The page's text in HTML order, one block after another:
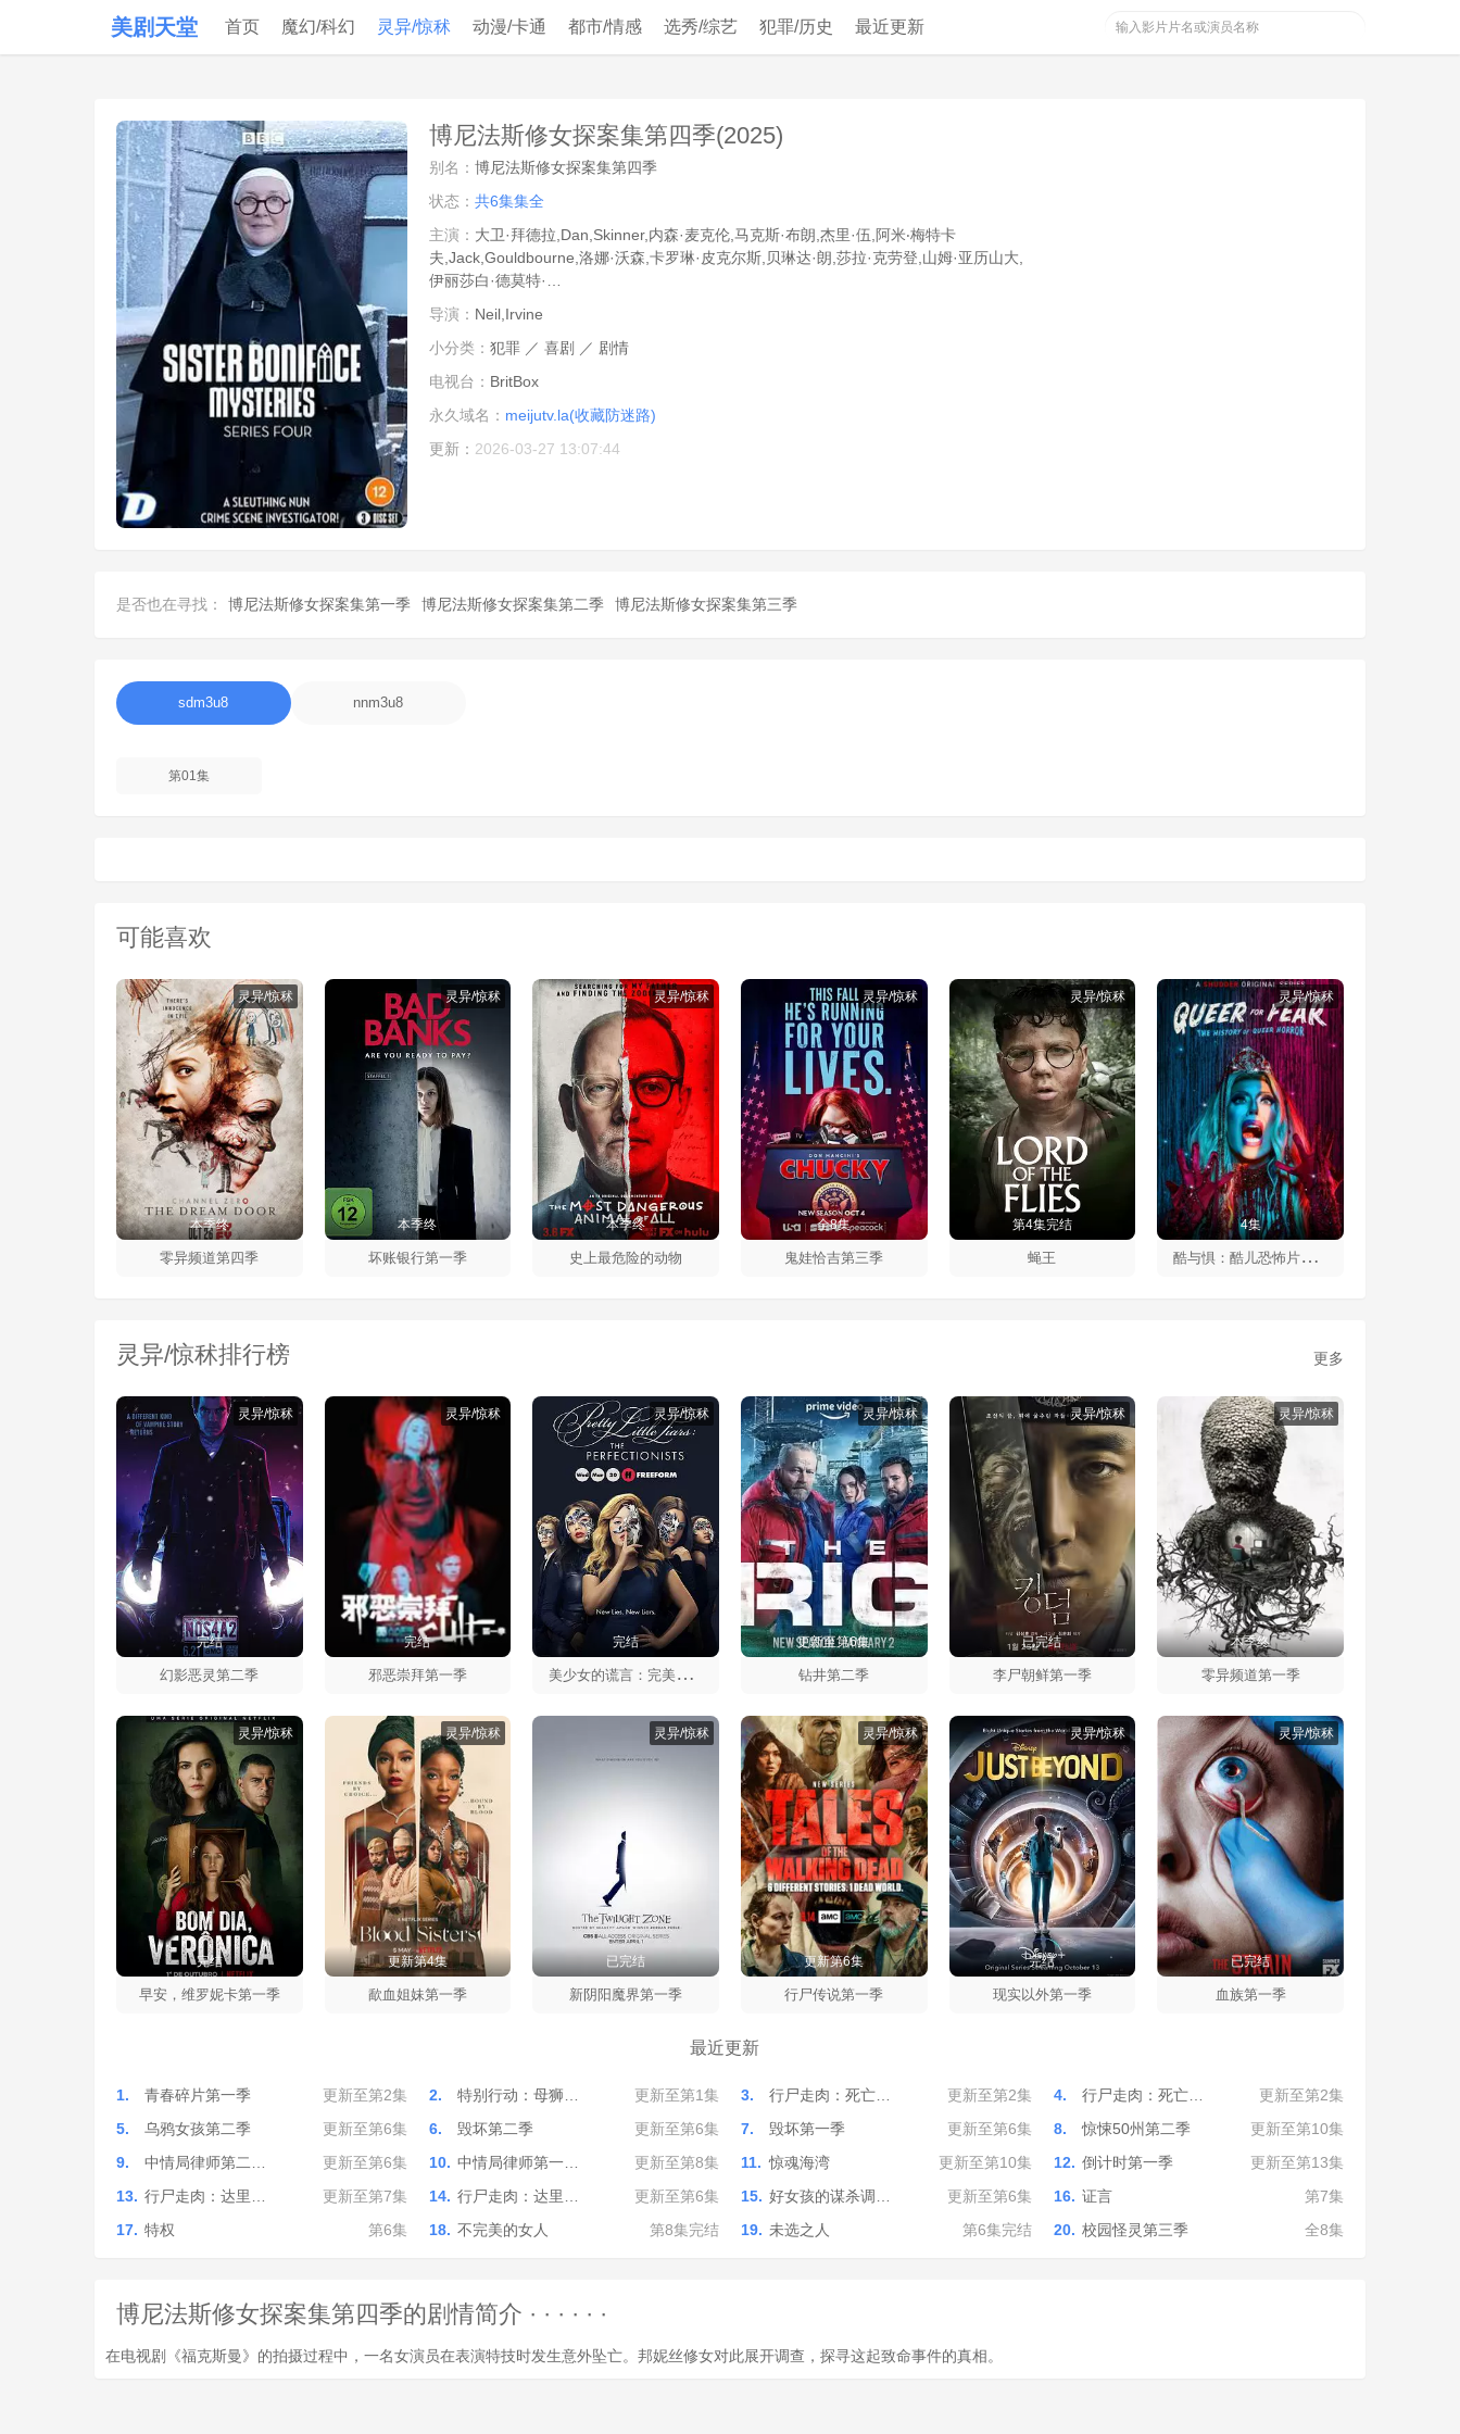
美剧天堂 首页 魔幻/科幻 灵异/惊秫 动漫/卡通 都市/情感 选秀/综艺 犯罪/历史 最近更新
博尼法斯修女探案集第四季(2025)
别名： 博尼法斯修女探案集第四季
状态： 共6集集全
主演： 大卫·拜德拉,Dan,Skinner,内森·麦克伦,马克斯·布朗,杰里·伍,阿米‧梅特卡
夫,Jack,Gouldbourne,洛娜·沃森,卡罗琳·皮克尔斯,贝琳达·朗,莎拉·克劳登,山姆·亚历山大,
伊丽莎白·德莫特·…
导演： Neil,Irvine
小分类： 犯罪／ 喜剧 ／ 剧情
电视台： BritBox
永久域名： meijutv.la(收藏防迷路)
更新： 2026-03-27 13:07:44
是否也在寻找： 博尼法斯修女探案集第一季 博尼法斯修女探案集第二季 博尼法斯修女探案集第三季
sdm3u8 nnm3u8
第01集
可能喜欢
本季终
灵异/惊秫
零异频道第四季
本季终
灵异/惊秫
坏账银行第一季
本季终
灵异/惊秫
史上最危险的动物
全8集
灵异/惊秫
鬼娃恰吉第三季
第4集完结
灵异/惊秫
蝇王
4集
灵异/惊秫
酷
与惧：酷儿恐怖片的历史第一季
灵异/惊秫排行榜 更多
完结
灵异/惊秫
幻影恶灵第二季
完结
灵异/惊秫
邪恶崇拜第一季
完结
灵异/惊秫
美
少女的谎言：完美主义第一季
更新至第6集
灵异/惊秫
钻井第二季
已完结
灵异/惊秫
李尸朝鲜第一季
本季终
灵异/惊秫
零异频道第一季
完结
灵异/惊秫
早安，维罗妮卡第一季
更新第4集
灵异/惊秫
歃血姐妹第一季
已完结
灵异/惊秫
新阴阳魔界第一季
更新第6集
灵异/惊秫
行尸传说第一季
完结
灵异/惊秫
现实以外第一季
已完结
灵异/惊秫
血族第一季
最近更新
1. 青春碎片第一季 更新至第2集 2. 特别行动：母狮… 更新至第1集 3. 行尸走肉：死亡… 更新至第2集 4. 行尸走肉：死亡…
更新至第2集
5.
乌鸦女孩第二季 更新至第6集 6. 毁坏第二季 更新至第6集 7. 毁坏第一季 更新至第6集 8. 惊悚50州第二季
更新至第10集
9.
中情局律师第二… 更新至第6集 10. 中情局律师第一… 更新至第8集 11. 惊魂海湾 更新至第10集 12. 倒计时第一季
更新至第13集
13. 行尸走肉：达里… 更新至第7集 14. 行尸走肉：达里… 更新至第6集 15. 好女孩的谋杀调… 更新至第6集 16. 证言
第7集
17. 特权 第6集 18. 不完美的女人 第8集完结 19. 未选之人 第6集完结 20. 校园怪灵第三季 全8集
博尼法斯修女探案集第四季的剧情简介 · · · · · ·
在电视剧《福克斯曼》的拍摄过程中，一名女演员在表演特技时发生意外坠亡。邦妮丝修女对此展开调查，探寻这起致命事件的真相。